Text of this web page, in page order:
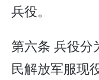
兵役。
第六条 兵役分
民解放军服现